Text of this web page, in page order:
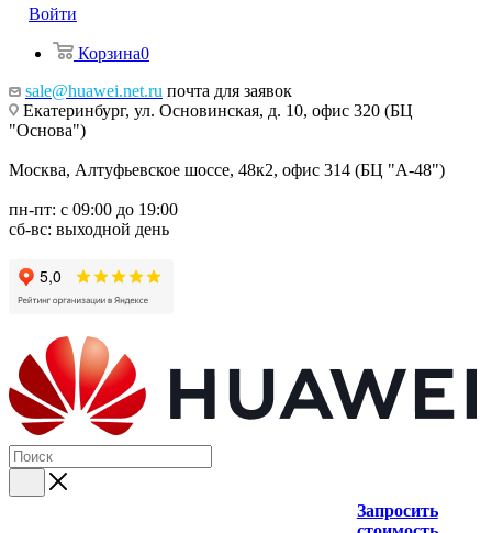
Войти
Корзина0
sale@huawei.net.ru почта для заявок
Екатеринбург, ул. Основинская, д. 10, офис 320 (БЦ
"Основа")
Москва, Алтуфьевское шоссе, 48к2, офис 314 (БЦ "А-48")
пн-пт: с 09:00 до 19:00
сб-вс: выходной день
Запросить